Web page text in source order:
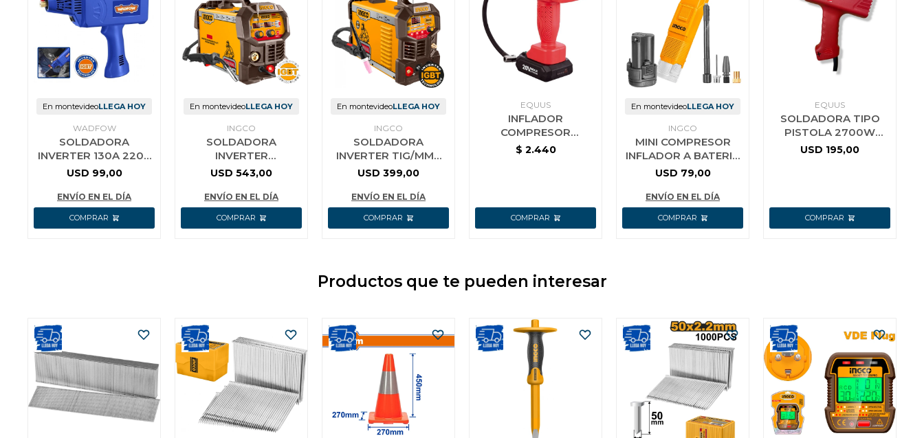
En montevideoLLEGA HOY
WADFOW
SOLDADORA
INVERTER 130A 220V
IGBT WADFOW
USD 99,00
ENVÍO EN EL DÍA
En montevideoLLEGA HOY
INGCO
SOLDADORA
INVERTER
MAG/MIG/MMA/TIG
ACCESORIOS
USD 543,00
ENVÍO EN EL DÍA
En montevideoLLEGA HOY
INGCO
SOLDADORA
INVERTER TIG/MMA
160A 220-240V LCD
ACCESORIOS INGCO
ING-TIG16
USD 399,00
ENVÍO EN EL DÍA
EQUUS
INFLADOR
COMPRESOR
PISTOLA
$ 2.440
En montevideoLLEGA HOY
INGCO
MINI COMPRESOR
INFLADOR A BATERIA
12V INGCO CACLI12011
USD 79,00
ENVÍO EN EL DÍA
EQUUS
SOLDADORA TIPO
PISTOLA 2700W
EQUUS
USD 195,00
Productos que te pueden interesar